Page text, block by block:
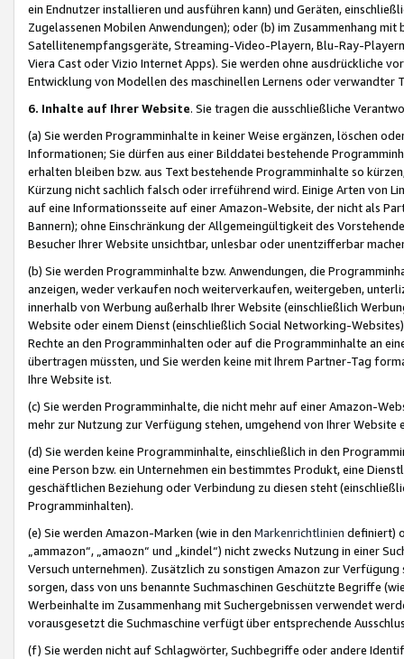
ein Endnutzer installieren und ausführen kann) und Geräten,
Zugelassenen Mobilen Anwendungen); oder (b) im Zusammenhang
Satellitenempfangsgeräte, Streaming-Video-Playern, Blu-Ray-
Viera Cast oder Vizio Internet Apps). Sie werden ohne ausdrückliche
Entwicklung von Modellen des maschinellen Lernens oder
6. Inhalte auf Ihrer Website. Sie tragen die ausschließliche
(a) Sie werden Programminhalte in keiner Weise ergänzen, löschen
Informationen; Sie dürfen aus einer Bilddatei bestehende
erhalten bleiben bzw. aus Text bestehende Programminhalte so
Kürzung nicht sachlich falsch oder irreführend wird. Einige Arten von
auf eine Informationsseite auf einer Amazon-Website, der nicht als
Bannern); ohne Einschränkung der Allgemeingültigkeit des
Besucher Ihrer Website unsichtbar, unlesbar oder unentzifferbar
(b) Sie werden Programminhalte bzw. Anwendungen, die
anzeigen, weder verkaufen noch weiterverkaufen, weitergeben,
innerhalb von Werbung außerhalb Ihrer Website (einschließlich
Website oder einem Dienst (einschließlich Social Networking-
Rechte an den Programminhalten oder auf die Programminhalte an
übertragen müssten, und Sie werden keine mit Ihrem Partner-Tag
Ihre Website ist.
(c) Sie werden Programminhalte, die nicht mehr auf einer Amazon-
mehr zur Nutzung zur Verfügung stehen, umgehend von Ihrer
(d) Sie werden keine Programminhalte, einschließlich in den
eine Person bzw. ein Unternehmen ein bestimmtes Produkt, eine
geschäftlichen Beziehung oder Verbindung zu diesen steht
Programminhalten).
(e) Sie werden Amazon-Marken (wie in den Markenrichtlinien definiert)
„ammazon“, „amaozn“ und „kindel“) nicht zwecks Nutzung in einer
Versuch unternehmen). Zusätzlich zu sonstigen Amazon zur
sorgen, dass von uns benannte Suchmaschinen Geschützte Begriffe
Werbeinhalte im Zusammenhang mit Suchergebnissen verwendet
vorausgesetzt die Suchmaschine verfügt über entsprechende
(f) Sie werden nicht auf Schlagwörter, Suchbegriffe oder andere